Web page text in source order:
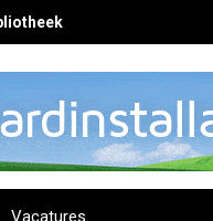
Vacatures